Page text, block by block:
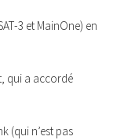
3 et MainOne) en
qui a accordé
(qui n’est pas